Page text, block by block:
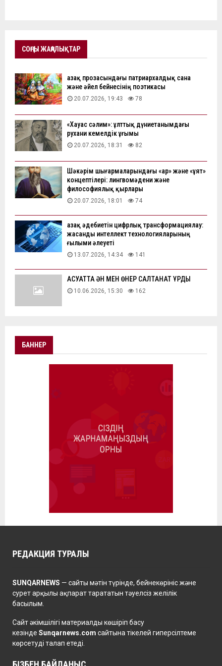
СОҢҒЫ ЖАҢАЛЫҚТАР
Қазақ прозасындағы патриархалдық сана
және әйел бейнесінің поэтикасы
20.07.2026, 19:43 78
«Хауас сәлим»: ұлттық дүниетанымдағы
рухани кемелдік ұғымы
20.07.2026, 18:31 82
Шәкәрім шығармаларындағы «ар» және «ұят»
концептілері: лингвомәдени және
философиялық қырлары
20.07.2026, 18:01 74
Қазақ әдебиетін цифрлық трансформациялау:
жасанды интеллект технологияларының
ғылыми әлеуеті
13.07.2026, 14:34 141
АҚСУАТТА ӘН МЕН ӨНЕР САЛТАНАТ ҚҰРДЫ
10.06.2026, 15:30 162
БАННЕР
РЕДАКЦИЯ ТУРАЛЫ
SUNQARNEWS — сайты мәтін түрінде, бейнекөрініс және
сурет арқылы ақпарат тарататын тәуелсіз желілік
басылым.
Сайт әкімшілігі материалды көшіріп басу
кезінде Sunqarnews.com сайтына тікелей гиперсілтеме
көрсетуді талап етеді.